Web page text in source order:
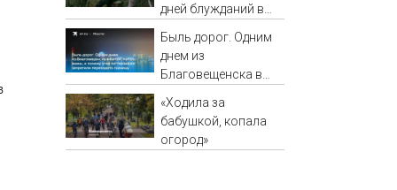
дней блужданий в
Быль дорог. Одним
днем из
Благовещенска в
и почему утке по-
пекински запретили
переходить границу
«Ходила за
бабушкой, копала
огород»